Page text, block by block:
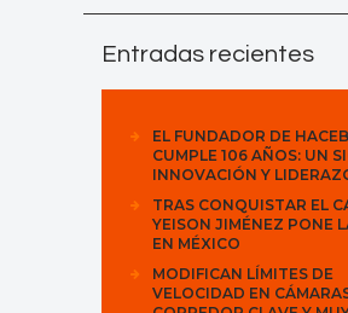
Entradas recientes
EL FUNDADOR DE HACEB
CUMPLE 106 AÑOS: UN
INNOVACIÓN Y
TRAS CONQUISTAR EL
YEISON JIMÉNEZ PONE
EN MÉXICO
MODIFICAN LÍMITES DE
VELOCIDAD EN